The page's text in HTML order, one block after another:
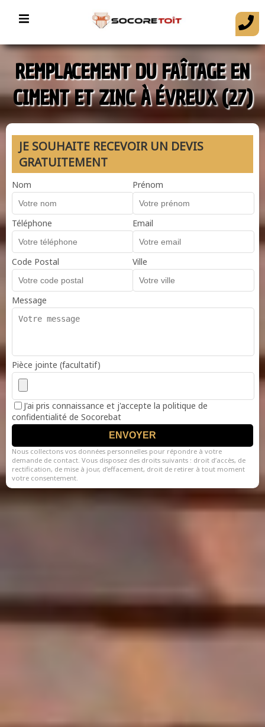
REMPLACEMENT DU FAÎTAGE EN
CIMENT ET ZINC À ÉVREUX (27)
JE SOUHAITE RECEVOIR UN DEVIS
GRATUITEMENT
Nom Prénom
Téléphone Email
Code Postal Ville
Message
Pièce jointe (facultatif)
J'ai pris connaissance et j'accepte la politique de
confidentialité de Socorebat
ENVOYER
Nous collectons vos données personnelles pour répondre à votre
demande de contact. Vous disposez des droits suivants : droit d’accès, de
rectification, de mise à jour, d’effacement, droit de retirer à tout moment
votre consentement.